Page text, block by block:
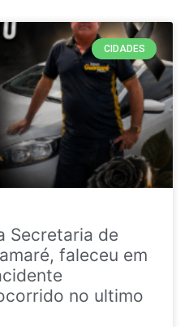
CIDADES
Secretaria de
faleceu em
no ultimo